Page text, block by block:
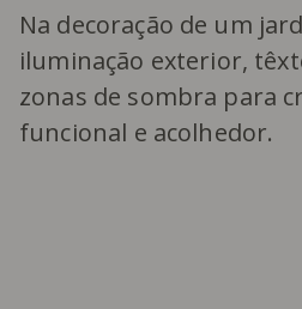
Na decoração de um
iluminação exterior,
zonas de sombra para
funcional e acolhedor.